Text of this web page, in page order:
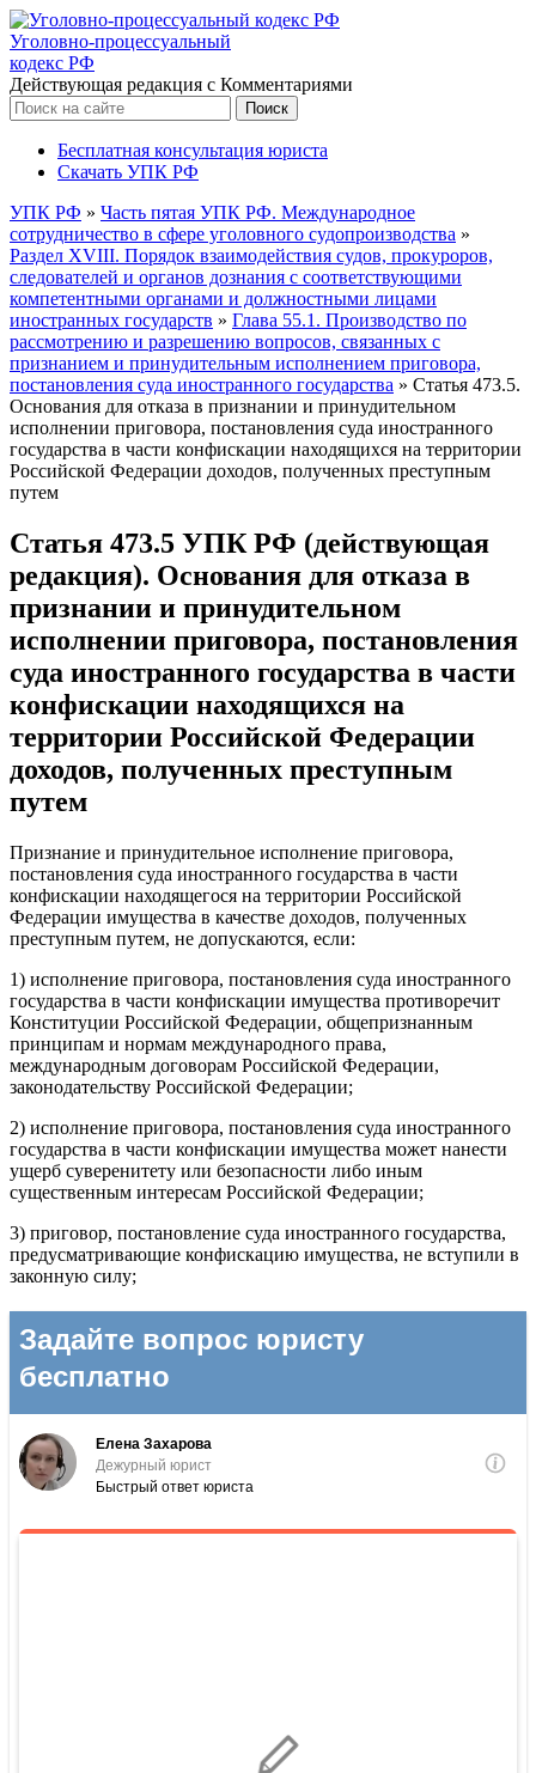
Уголовно-процессуальный
кодекс РФ
Действующая редакция с Комментариями
Бесплатная консультация юриста
Скачать УПК РФ
УПК РФ » Часть пятая УПК РФ. Международное
сотрудничество в сфере уголовного судопроизводства »
Раздел XVIII. Порядок взаимодействия судов, прокуроров,
следователей и органов дознания с соответствующими
компетентными органами и должностными лицами
иностранных государств » Глава 55.1. Производство по
рассмотрению и разрешению вопросов, связанных с
признанием и принудительным исполнением приговора,
постановления суда иностранного государства » Статья 473.5.
Основания для отказа в признании и принудительном
исполнении приговора, постановления суда иностранного
государства в части конфискации находящихся на территории
Российской Федерации доходов, полученных преступным
путем
Статья 473.5 УПК РФ (действующая
редакция). Основания для отказа в
признании и принудительном
исполнении приговора, постановления
суда иностранного государства в части
конфискации находящихся на
территории Российской Федерации
доходов, полученных преступным
путем
Признание и принудительное исполнение приговора,
постановления суда иностранного государства в части
конфискации находящегося на территории Российской
Федерации имущества в качестве доходов, полученных
преступным путем, не допускаются, если:
1) исполнение приговора, постановления суда иностранного
государства в части конфискации имущества противоречит
Конституции Российской Федерации, общепризнанным
принципам и нормам международного права,
международным договорам Российской Федерации,
законодательству Российской Федерации;
2) исполнение приговора, постановления суда иностранного
государства в части конфискации имущества может нанести
ущерб суверенитету или безопасности либо иным
существенным интересам Российской Федерации;
3) приговор, постановление суда иностранного государства,
предусматривающие конфискацию имущества, не вступили в
законную силу;